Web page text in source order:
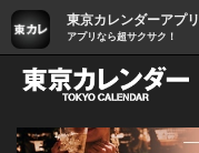
東京カレンダーアプリ
アプリなら超サクサク！